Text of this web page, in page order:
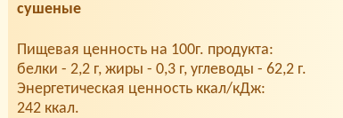
сушеные
Пищевая ценность на 100г. продукта:
белки - 2,2 г, жиры - 0,3 г, углеводы - 62,2 г.
Энергетическая ценность ккал/кДж:
242 ккал.